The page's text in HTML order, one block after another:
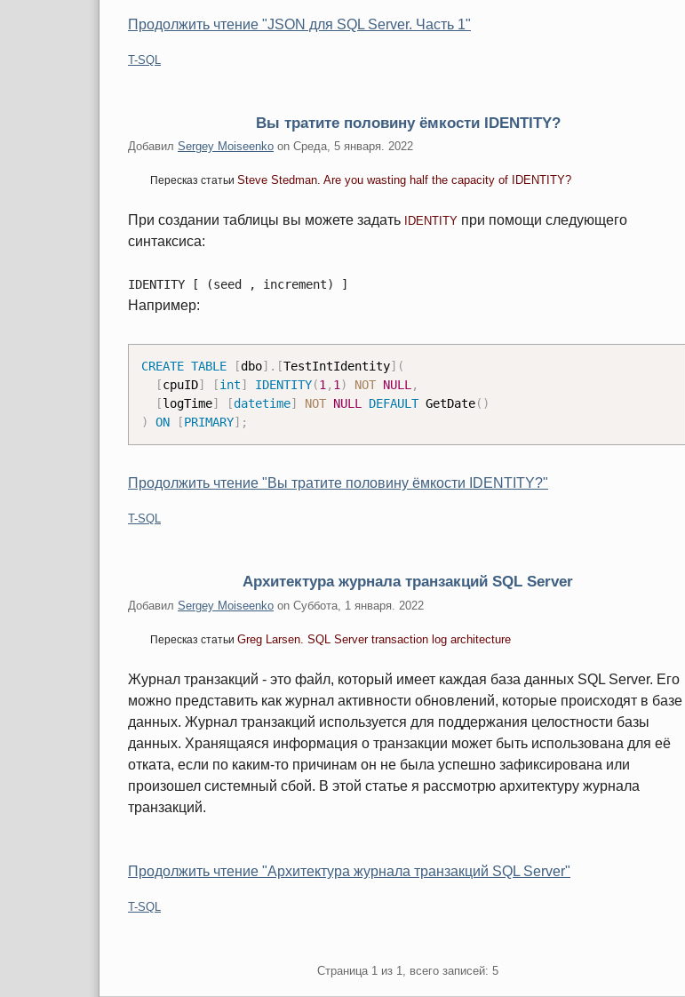
Продолжить чтение "JSON для SQL Server. Часть 1"
Категории:
T-SQL
Вы тратите половину ёмкости IDENTITY?
Добавил Sergey Moiseenko on Среда, 5 января. 2022
Пересказ статьи Steve Stedman. Are you wasting half the capacity of IDENTITY?
При создании таблицы вы можете задать IDENTITY при помощи следующего
синтаксиса:
IDENTITY [ (seed , increment) ]
Например:
CREATE TABLE [dbo] . [TestIntIdentity] (
[cpuID] [int] IDENTITY(1, 1) NOT NULL,
[logTime] [datetime] NOT NULL DEFAULT GetDate( )
)
ON [PRIMARY] ;
Продолжить чтение "Вы тратите половину ёмкости IDENTITY?"
Категории:
T-SQL
Архитектура журнала транзакций SQL Server
Добавил Sergey Moiseenko on Суббота, 1 января. 2022
Пересказ статьи Greg Larsen. SQL Server transaction log architecture
Журнал транзакций - это файл, который имеет каждая база данных SQL Server. Его
можно представить как журнал активности обновлений, которые происходят в базе
данных. Журнал транзакций используется для поддержания целостности базы
данных. Хранящаяся информация о транзакции может быть использована для её
отката, если по каким-то причинам он не была успешно зафиксирована или
произошел системный сбой. В этой статье я рассмотрю архитектуру журнала
транзакций.
Продолжить чтение "Архитектура журнала транзакций SQL Server"
Категории:
T-SQL
Страница 1 из 1, всего записей: 5